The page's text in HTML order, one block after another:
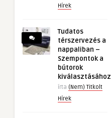
Hírek
Tudatos
térszervezés a
nappaliban –
Szempontok a
bútorok
kiválasztásához
írta (Nem) Titkolt
Hírek